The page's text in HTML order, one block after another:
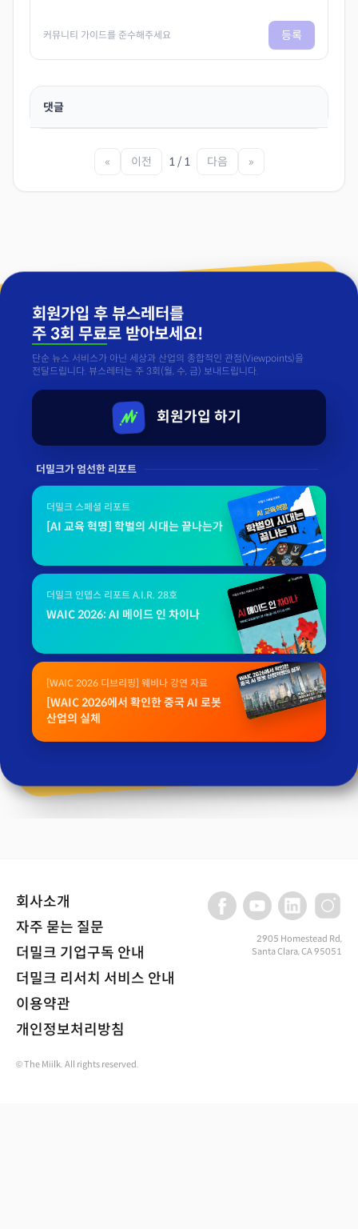
커뮤니티 가이드를 준수해주세요 등록
댓글
« 이전 1 / 1 다음 »
회원가입 후 뷰스레터를
주 3회 무료로 받아보세요!
단순 뉴스 서비스가 아닌 세상과 산업의 종합적인 관점(Viewpoints)을
전달드립니다. 뷰스레터는 주 3회(월, 수, 금) 보내드립니다.
회원가입 하기
더밀크가 엄선한 리포트
더밀크 스페셜 리포트
[AI 교육 혁명] 학벌의 시대는 끝나는가
더밀크 인뎁스 리포트 A.I.R. 28호
WAIC 2026: AI 메이드 인 차이나
[WAIC 2026 디브리핑] 웨비나 강연 자료
[WAIC 2026에서 확인한 중국 AI 로봇
산업의 실체
회사소개
자주 묻는 질문
더밀크 기업구독 안내
더밀크 리서치 서비스 안내
이용약관
개인정보처리방침
2905 Homestead Rd,
Santa Clara, CA 95051
© The Miilk. All rights reserved.